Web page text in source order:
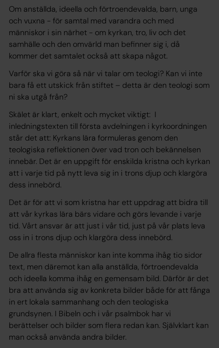
Om anställda, ideella och förtroendevalda, barn, unga
och vuxna - för samtal med varandra och med
människor i sin närhet - om kyrkan, tro, liv och det
samhälle och den omvärld man befinner sig i, då
kommer det samtalet också att skapa något.
Varför ska vi göra så när vi talar om teologi? Kan vi inte
bara få ett utskick från stiftet – detta är den teologi som
ni ska utgå från?
Skälet är klart, enkelt och mycket viktigt: I
inledningstexten till första avdelningen i kyrkoordningen
står det att: Kyrkans lära formuleras genom den
teologiska reflektionen över vad tron och bekännelsen
innebär. Det är en uppgift för enskilda kristna och kyrkan
att i varje tid på nytt leva sig in i trons djup och klargöra
dess innebörd.
Det är för att vi som kristna har ett uppdrag att bidra till
att vår kyrkas lära bärs vidare och görs levande i varje
tid. Vårt ansvar är att just i vår tid, just på vår plats leva
oss in i trons djup och klargöra dess innebörd.
De allra flesta människor kan inte komma ihåg tio sidor
text, men däremot kan alla anställda, förtroendevalda
och ideella komma ihåg en gemensam bild. Därför är det
bra att använda sig av konkreta bilder både för att fånga
in ert lokala sammanhang och den teologiska
grundsynen. I Bibeln och i vår psalmbok har vi
berättelser och bilder som flera redan kan. Självklart kan
man också använda andra bilder.